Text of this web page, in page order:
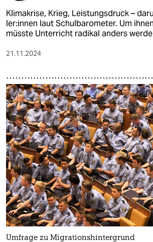
Klimakrise, Krieg, Leistungsdruck –
le­r:in­nen laut Schulbarometer. Um
müsste Unterricht radikal anders
21.11.2024
Umfrage zu Migrationshintergrund